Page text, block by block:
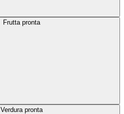
Frutta pronta
Verdura pronta